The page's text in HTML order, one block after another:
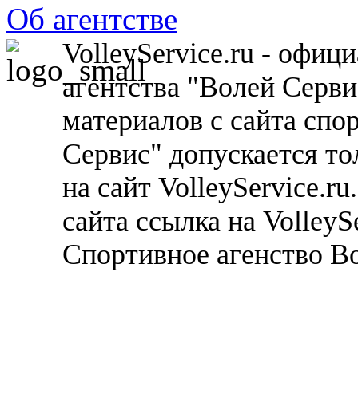
Об агентстве
VolleyService.ru -
агентства "Волей
материалов с сайта
Сервис" допускается
на сайт
сайта ссылка на
Спортивное агенство